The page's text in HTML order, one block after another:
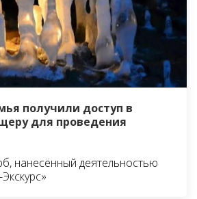
получили доступ в
для проведения
нанесённый деятельностью